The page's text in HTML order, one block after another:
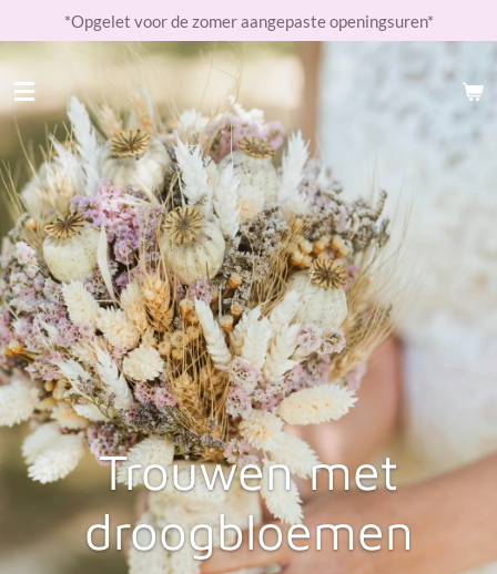
direct
de
hoofdinhoud
*Opgelet voor de zomer aangepaste openingsuren*
Trouwen met
droogbloemen